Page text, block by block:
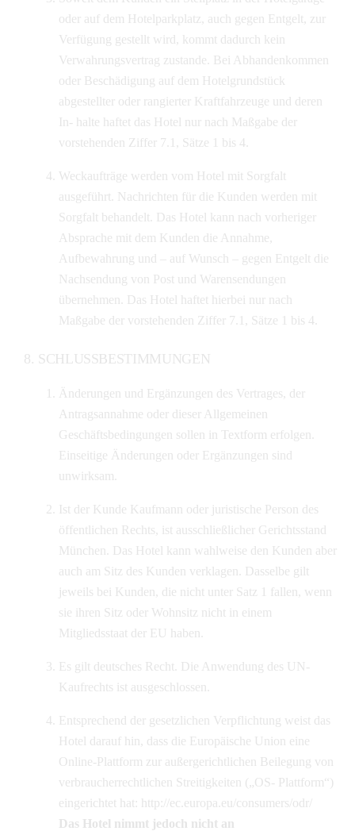
oder auf dem Hotelparkplatz, auch gegen Entgelt, zur
Verfügung gestellt wird, kommt dadurch kein
Verwahrungsvertrag zustande. Bei Abhandenkommen
oder Beschädigung auf dem Hotelgrundstück
abgestellter oder rangierter Kraftfahrzeuge und deren
In- halte haftet das Hotel nur nach Maßgabe der
vorstehenden Ziffer 7.1, Sätze 1 bis 4.
Weckaufträge werden vom Hotel mit Sorgfalt
ausgeführt. Nachrichten für die Kunden werden mit
Sorgfalt behandelt. Das Hotel kann nach vorheriger
Absprache mit dem Kunden die Annahme,
Aufbewahrung und – auf Wunsch – gegen Entgelt die
Nachsendung von Post und Warensendungen
übernehmen. Das Hotel haftet hierbei nur nach
Maßgabe der vorstehenden Ziffer 7.1, Sätze 1 bis 4.
SCHLUSSBESTIMMUNGEN
Änderungen und Ergänzungen des Vertrages, der
Antragsannahme oder dieser Allgemeinen
Geschäftsbedingungen sollen in Textform erfolgen.
Einseitige Änderungen oder Ergänzungen sind
unwirksam.
Ist der Kunde Kaufmann oder juristische Person des
öffentlichen Rechts, ist ausschließlicher Gerichtsstand
München. Das Hotel kann wahlweise den Kunden aber
auch am Sitz des Kunden verklagen. Dasselbe gilt
jeweils bei Kunden, die nicht unter Satz 1 fallen, wenn
sie ihren Sitz oder Wohnsitz nicht in einem
Mitgliedsstaat der EU haben.
Es gilt deutsches Recht. Die Anwendung des UN-
Kaufrechts ist ausgeschlossen.
Entsprechend der gesetzlichen Verpflichtung weist das
Hotel darauf hin, dass die Europäische Union eine
Online-Plattform zur außergerichtlichen Beilegung von
verbraucherrechtlichen Streitigkeiten („OS- Plattform“)
eingerichtet hat: http://ec.europa.eu/consumers/odr/
Das Hotel nimmt jedoch nicht an